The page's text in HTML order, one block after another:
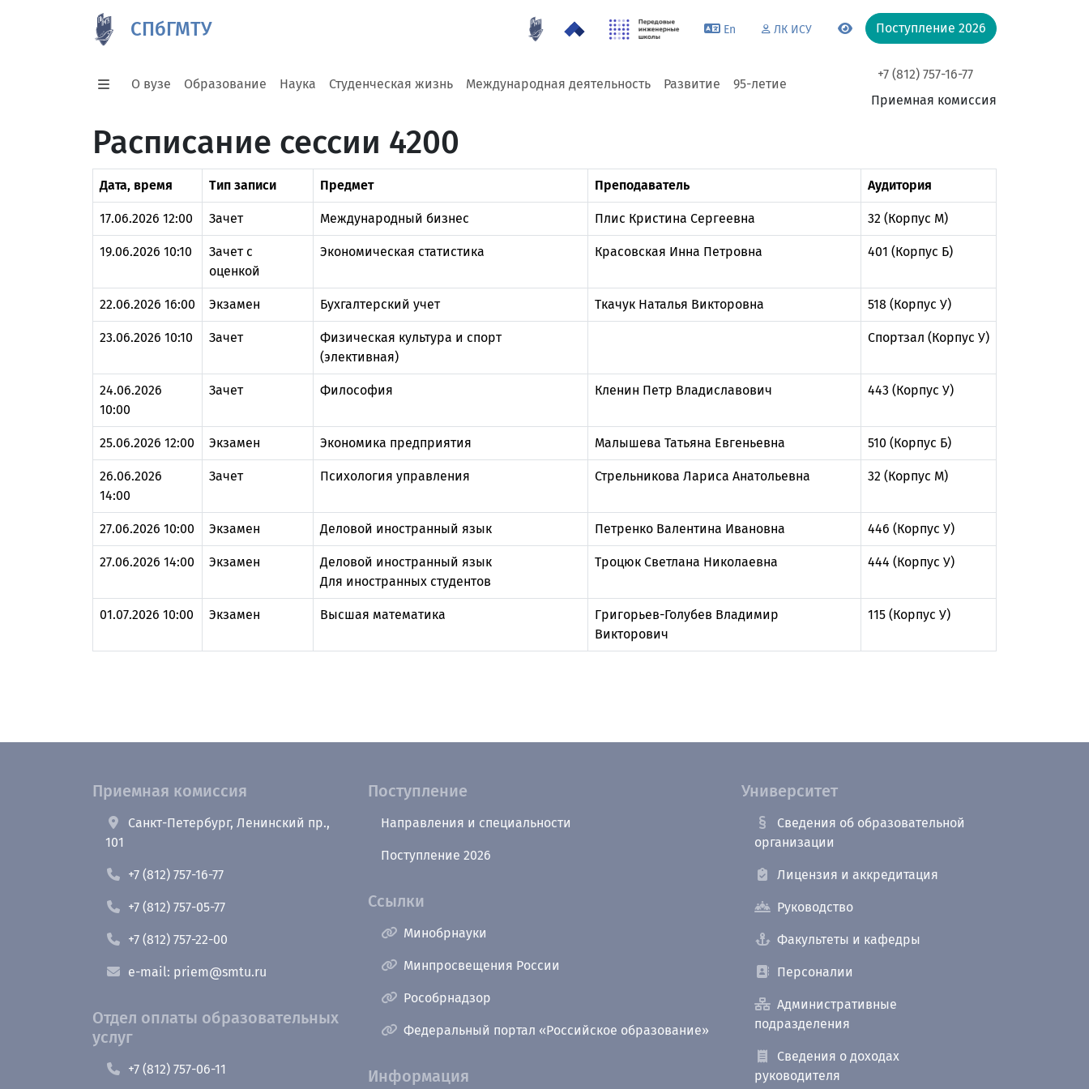
СПбГМТУ En ЛК ИСУ Поступление 2026
О вузе Образование Наука Студенческая жизнь Международная деятельность Развитие 95-летие
+7 (812) 757-16-77
Приемная комиссия
Расписание сессии 4200
Дата, время Тип записи Предмет Преподаватель Аудитория
17.06.2026 12:00 Зачет Международный бизнес Плис Кристина Сергеевна 32 (Корпус М)
19.06.2026 10:10
Зачет с
оценкой
Экономическая статистика Красовская Инна Петровна 401 (Корпус Б)
22.06.2026 16:00 Экзамен Бухгалтерский учет Ткачук Наталья Викторовна 518 (Корпус У)
23.06.2026 10:10 Зачет
Физическая культура и спорт
(элективная)
Спортзал (Корпус У)
24.06.2026
10:00
Зачет Философия Кленин Петр Владиславович 443 (Корпус У)
25.06.2026 12:00 Экзамен Экономика предприятия Малышева Татьяна Евгеньевна 510 (Корпус Б)
26.06.2026
14:00
Зачет Психология управления Стрельникова Лариса Анатольевна 32 (Корпус М)
27.06.2026 10:00 Экзамен Деловой иностранный язык Петренко Валентина Ивановна 446 (Корпус У)
27.06.2026 14:00 Экзамен
Деловой иностранный язык
Для иностранных студентов
Троцюк Светлана Николаевна 444 (Корпус У)
01.07.2026 10:00 Экзамен Высшая математика
Григорьев-Голубев Владимир
Викторович
115 (Корпус У)
Приемная комиссия
Санкт-Петербург, Ленинский пр.,
101
+7 (812) 757-16-77
+7 (812) 757-05-77
+7 (812) 757-22-00
e-mail: priem@smtu.ru
Отдел оплаты образовательных
услуг
+7 (812) 757-06-11
Поступление
Направления и специальности
Поступление 2026
Ссылки
Минобрнауки
Минпросвещения России
Рособрнадзор
Федеральный портал «Российское образование»
Информация
Университет
Сведения об образовательной
организации
Лицензия и аккредитация
Руководство
Факультеты и кафедры
Персоналии
Административные
подразделения
Сведения о доходах
руководителя